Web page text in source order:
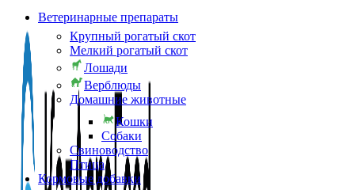
Ветеринарные препараты
Крупный рогатый скот
Мелкий рогатый скот
Лошади
Верблюды
Домашние животные
Кошки
Собаки
Свиноводство
Птица
Кормовые добавки